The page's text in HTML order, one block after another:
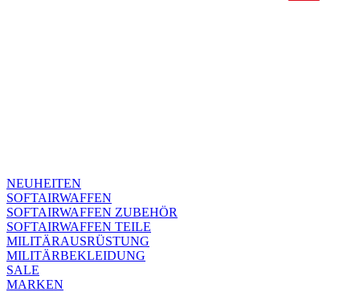
NEUHEITEN
SOFTAIRWAFFEN
SOFTAIRWAFFEN ZUBEHÖR
SOFTAIRWAFFEN TEILE
MILITÄRAUSRÜSTUNG
MILITÄRBEKLEIDUNG
SALE
MARKEN